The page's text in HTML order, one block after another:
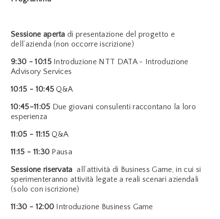
Sessione aperta di presentazione del progetto e
dell’azienda (non occorre iscrizione)
9:30 - 10:15Introduzione NTT DATA - Introduzione
Advisory Services
10:15 - 10:45 Q&A
10:45–11:05 Due giovani consulenti raccontano la loro
esperienza
11:05 - 11:15 Q&A
11:15 - 11:30 Pausa
Sessione riservata all’attività di Business Game, in cui si
sperimenteranno attività legate a reali scenari aziendali
(solo con iscrizione)
11:30 - 12:00 Introduzione Business Game